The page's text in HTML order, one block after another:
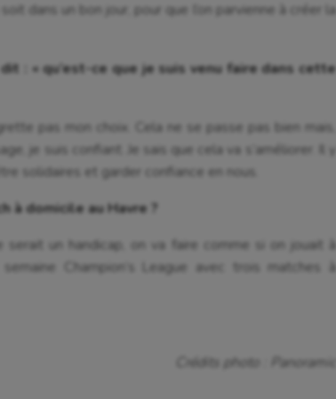
dans un bon jour, pour que l’on parvienne à créer la
: « qu’est-ce que je suis venu faire dans cette
pas mon choix. Cela ne se passe pas bien mais,
je suis confiant. Je sais que cela va s’améliorer. Il y
solidaires et garder confiance en nous.
à domicile au Havre ?
serait un handicap, on va faire comme si on jouait à
Champion’s League avec trois matches à
Crédits photo : Panoramic